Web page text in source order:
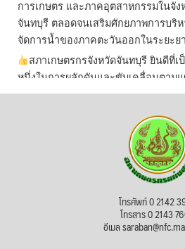
การเกษตร และภาคอุตสาหกรรมในจัง
จันทบุรี ตลอดจนเสริมศักยภาพการบริห
จัดการน้ำของภาคตะวันออกในระยะย
สภาเกษตรกรจังหวัดจันทบุรี ยินดีที่เ
หนึ่งในการผลักดันและขับเคลื่อนตาม
บทเพื่อพั ...See More
ไม่สามารถดูเนื้อหานี้ได้ในขณะนี้
สภาเกษตรกรแห่งชาติ
กรมการค้าต่างประเทศ กระทรวงพาณิช
โทรศัพท์ 0 2142
โทรสาร 0 2143
อีเมล